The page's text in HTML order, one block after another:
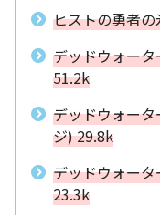
ヒストの勇者
デッドウォー
51.2k
デッドウォー
ジ) 29.8k
デッドウォー
23.3k